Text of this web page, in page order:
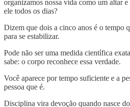
organizamos nossa vida como um altar
ele todos os dias?
Dizem que dois a cinco anos é o tempo
para se estabilizar.
Pode não ser uma medida científica
sabe: o corpo reconhece essa verdade.
Você aparece por tempo suficiente e a
pessoa que é.
Disciplina vira devoção quando nasce